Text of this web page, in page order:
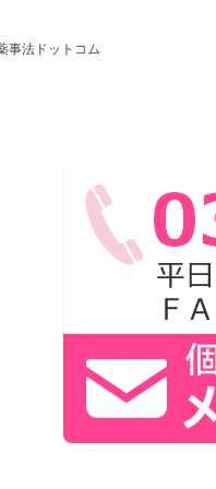
事法ドットコム